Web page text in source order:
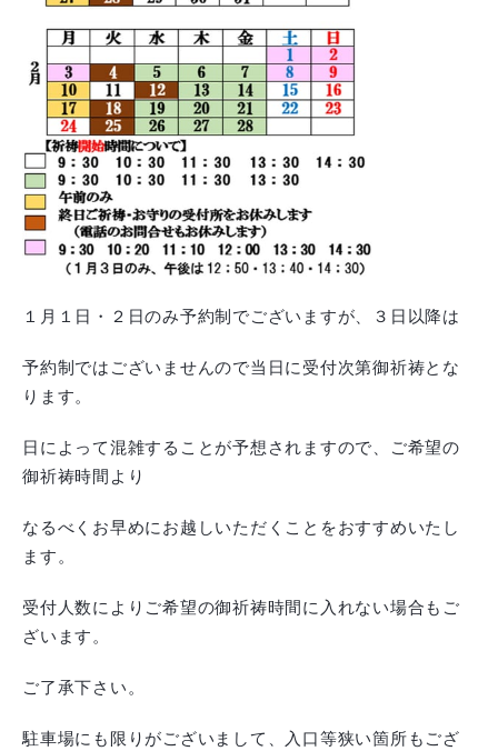
１月１日・２日のみ予約制でございますが、３日以降は
予約制ではございませんので当日に受付次第御祈祷とな
ります。
日によって混雑することが予想されますので、ご希望の
御祈祷時間より
なるべくお早めにお越しいただくことをおすすめいたし
ます。
受付人数によりご希望の御祈祷時間に入れない場合もご
ざいます。
ご了承下さい。
駐車場にも限りがございまして、入口等狭い箇所もござ